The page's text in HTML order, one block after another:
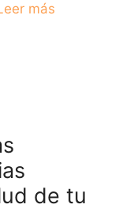
más
de tu